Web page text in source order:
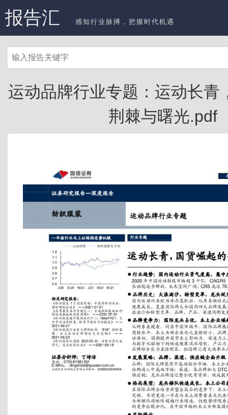
报告汇 感知行业脉搏，把握时代机遇
运动品牌行业专题：运动长青
荆棘与曙光.pdf